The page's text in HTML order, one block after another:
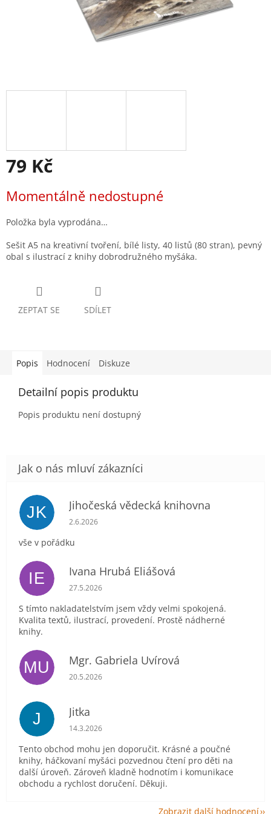
79 Kč
cena:
Momentálně nedostupné
Položka byla vyprodána…
Sešit A5 na kreativní tvoření, bílé listy, 40 listů (80 stran), pevný
obal s ilustrací z knihy dobrodružného myšáka.
ZEPTAT SE SDÍLET
Popis Hodnocení Diskuze
Detailní popis produktu
Popis produktu není dostupný
JK Jihočeská vědecká knihovna
Hodnocení obchodu je 5 z 5 hvězdiček.
2.6.2026
vše v pořádku
IE Ivana Hrubá Eliášová
Hodnocení obchodu je 5 z 5 hvězdiček.
27.5.2026
S tímto nakladatelstvím jsem vždy velmi spokojená.
Kvalita textů, ilustrací, provedení. Prostě nádherné
knihy.
MU Mgr. Gabriela Uvírová
Hodnocení obchodu je 5 z 5 hvězdiček.
20.5.2026
J Jitka
Hodnocení obchodu je 5 z 5 hvězdiček.
14.3.2026
Tento obchod mohu jen doporučit. Krásné a poučné
knihy, háčkovaní myšáci pozvednou čtení pro děti na
další úroveň. Zároveň kladně hodnotím i komunikace
obchodu a rychlost doručení. Děkuji.
Zobrazit další hodnocení